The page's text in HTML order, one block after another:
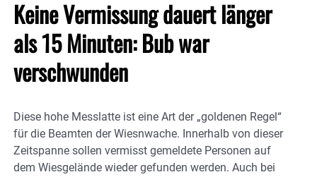
Keine Vermissung dauert länger
als 15 Minuten: Bub war
verschwunden
Diese hohe Messlatte ist eine Art der „goldenen Regel“
für die Beamten der Wiesnwache. Innerhalb von dieser
Zeitspanne sollen vermisst gemeldete Personen auf
dem Wiesgelände wieder gefunden werden. Auch bei